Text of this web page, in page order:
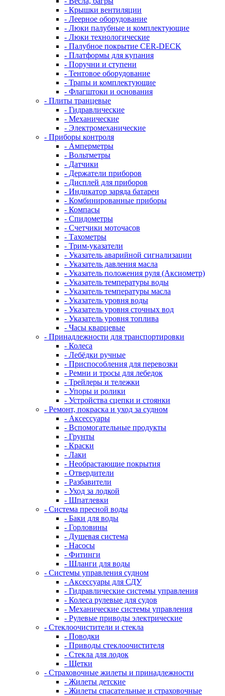
- Крышки вентиляции
- Леерное оборудование
- Люки палубные и комплектующие
- Люки технологические
- Палубное покрытие CER-DECK
- Платформы для купания
- Поручни и ступени
- Тентовое оборудование
- Трапы и комплектующие
- Флагштоки и основания
- Плиты транцевые
- Гидравлические
- Механические
- Электромеханические
- Приборы контроля
- Амперметры
- Вольтметры
- Датчики
- Держатели приборов
- Дисплей для приборов
- Индикатор заряда батареи
- Комбинированные приборы
- Компасы
- Спидометры
- Счетчики моточасов
- Тахометры
- Трим-указатели
- Указатель аварийной сигнализации
- Указатель давления масла
- Указатель положения руля (Аксиометр)
- Указатель температуры воды
- Указатель температуры масла
- Указатель уровня воды
- Указатель уровня сточных вод
- Указатель уровня топлива
- Часы кварцевые
- Принадлежности для транспортировки
- Колеса
- Лебёдки ручные
- Приспособления для перевозки
- Ремни и тросы для лебедок
- Трейлеры и тележки
- Упоры и ролики
- Устройства сцепки и стоянки
- Ремонт, покраска и уход за судном
- Аксессуары
- Вспомогательные продукты
- Грунты
- Краски
- Лаки
- Необрастающие покрытия
- Отвердители
- Разбавители
- Уход за лодкой
- Шпатлевки
- Система пресной воды
- Баки для воды
- Горловины
- Душевая система
- Насосы
- Фитинги
- Шланги для воды
- Системы управления судном
- Аксессуары для СДУ
- Гидравлические системы управления
- Колеса рулевые для судов
- Механические системы управления
- Рулевые приводы электрические
- Стеклоочистители и стекла
- Поводки
- Приводы стеклоочистителя
- Стекла для лодок
- Щетки
- Страховочные жилеты и принадлежности
- Жилеты детские
- Жилеты спасательные и страховочные